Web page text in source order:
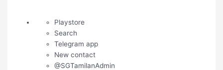
Playstore
Search
Telegram app
New contact
@SGTamilanAdmin